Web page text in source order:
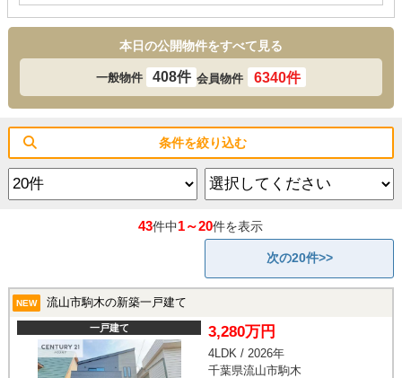
本日の公開物件をすべて見る
一般物件 408件 会員物件 6340件
条件を絞り込む
43件中1～20件を表示
次の20件>>
NEW 流山市駒木の新築一戸建て
一戸建て 3,280万円
4LDK / 2026年
千葉県流山市駒木